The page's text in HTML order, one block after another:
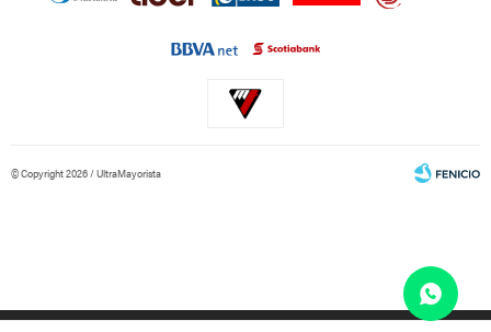
© Copyright 2026 / UltraMayorista
Fenicio